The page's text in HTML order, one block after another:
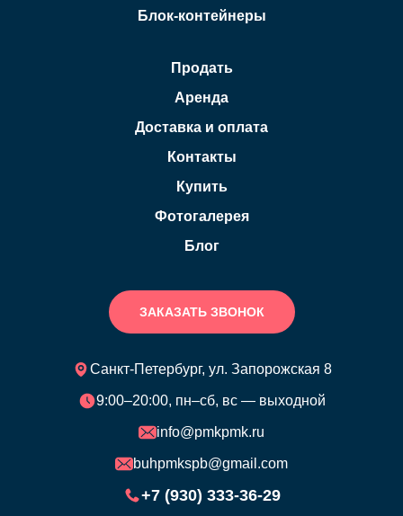
Блок-контейнеры
Продать
Аренда
Доставка и оплата
Контакты
Купить
Фотогалерея
Блог
ЗАКАЗАТЬ ЗВОНОК
Санкт-Петербург, ул. Запорожская 8
9:00–20:00, пн–сб, вс — выходной
info@pmkpmk.ru
buhpmkspb@gmail.com
+7 (930) 333-36-29